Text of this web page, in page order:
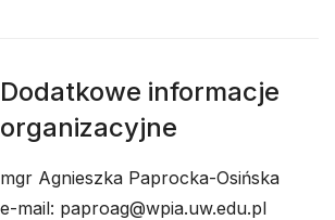
Dodatkowe informacje
organizacyjne
mgr Agnieszka Paprocka-Osińska
e-mail: paproag@wpia.uw.edu.pl